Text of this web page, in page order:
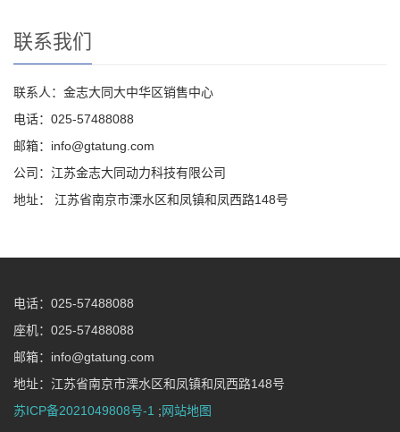
联系我们
联系人：金志大同大中华区销售中心
电话：025-57488088
邮箱：info@gtatung.com
公司：江苏金志大同动力科技有限公司
地址： 江苏省南京市溧水区和凤镇和凤西路148号
电话：025-57488088
座机：025-57488088
邮箱：info@gtatung.com
地址：江苏省南京市溧水区和凤镇和凤西路148号
苏ICP备2021049808号-1 ;网站地图